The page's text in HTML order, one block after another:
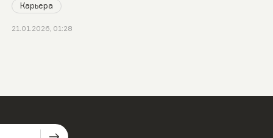
Карьера
21.01.2026, 01:28